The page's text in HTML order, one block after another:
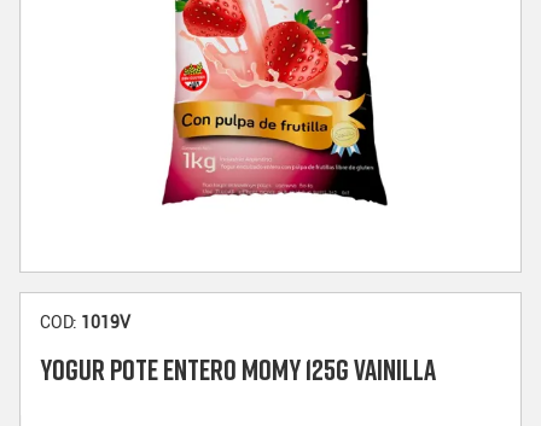
COD: 1019V
YOGUR POTE ENTERO MOMY 125G VAINILLA